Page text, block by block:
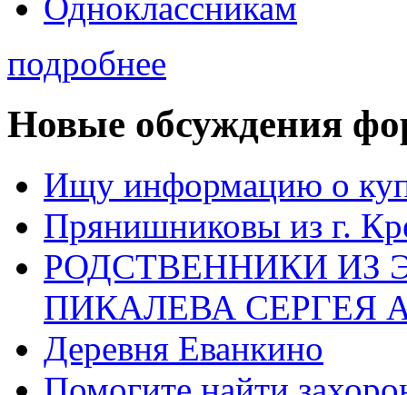
Одноклассникам
подробнее
Новые обсуждения
Ищу информацию о
Прянишниковы из г.
РОДСТВЕННИКИ ИЗ
ПИКАЛЕВА СЕРГЕЯ
Деревня Еванкино